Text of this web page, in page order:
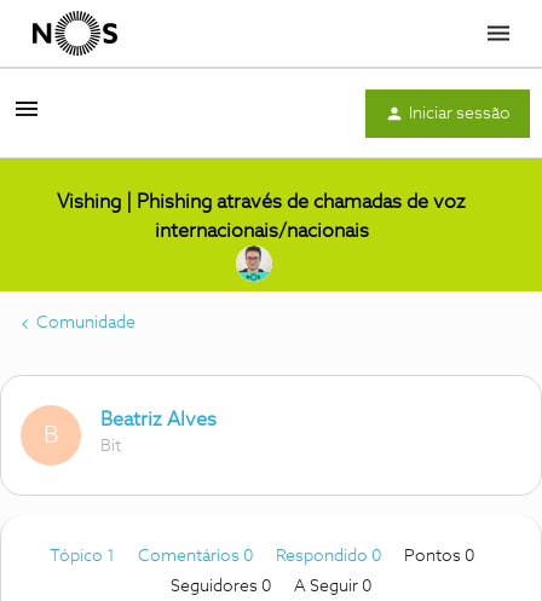
Menu
Iniciar sessão
Vishing | Phishing através de chamadas de voz
internacionais/nacionais
Comunidade
B
Beatriz Alves
Bit
Tópico 1 Comentários 0 Respondido 0
Pontos 0
Seguidores 0 A Seguir 0